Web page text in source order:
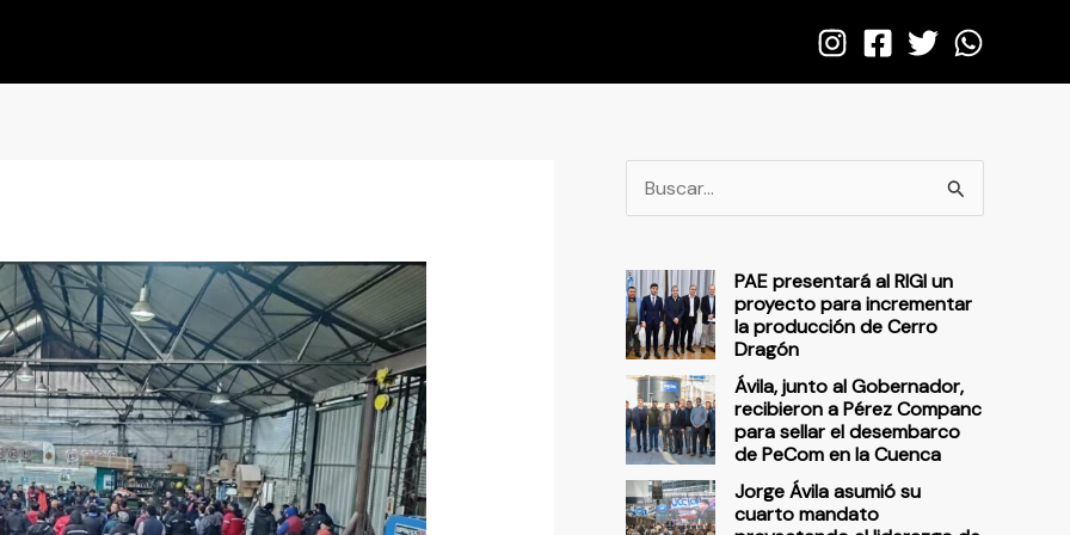
u
c
a
p
o
r
:
PAE presentará al RIGI un
proyecto para incrementar
la producción de Cerro
Dragón
Ávila, junto al Gobernador,
recibieron a Pérez Companc
para sellar el desembarco
de PeCom en la Cuenca
Jorge Ávila asumió su
cuarto mandato